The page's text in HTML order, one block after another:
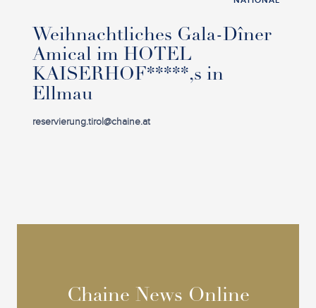
Weihnachtliches Gala-Dîner
Amical im HOTEL
KAISERHOF*****,s in
Ellmau
reservierung.tirol@chaine.at
Chaine News Online
Chaine News Online